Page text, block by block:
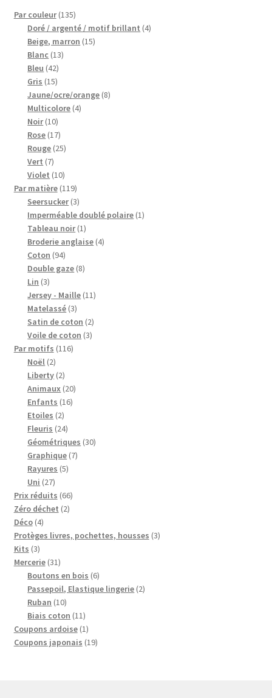
Mentions légales
Par couleur 135135
produits
Doré / argenté / motif brillant 44
Beige, marron 1515
Blanc 1313
Bleu 4242
produits
Gris 1515
produits
Jaune/ocre/orange 88
Multicolore 44
Noir 1010
produits
Rose 1717
produits
Rouge 2525
Vert 77
produits
Violet 1010
produits
Par matière 119119
produits
Seersucker 33
produits
Imperméable doublé polaire 11
Tableau noir 11
produit
Broderie anglaise 44
Coton 9494
produits
Double gaze 88
Lin 33
produits
Jersey - Maille 1111
Matelassé 33
produits
Satin de coton 22
produits
Voile de coton 33
Par motifs 116116
Noël 22
produits
Liberty 22
produits
Animaux 2020
Enfants 1616
Etoiles 22
produits
Fleuris 2424
produits
Géométriques 3030
Graphique 77
Rayures 55
Uni 2727
produits
Prix réduits 6666
Zéro déchet 22
Déco 44
produits
Protèges livres, pochettes, housses 33
Kits 33
produits
Mercerie 3131
produits
Boutons en bois 66
produits
Passepoil, Elastique lingerie 22
Ruban 1010
produits
Biais coton 1111
produits
Coupons ardoise 11
produit
Coupons japonais 1919